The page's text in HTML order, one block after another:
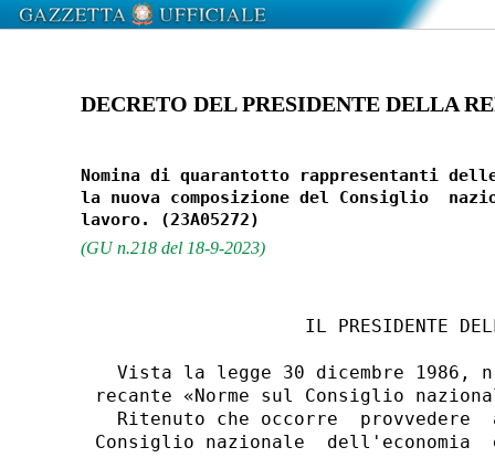
DECRETO DEL PRESIDENTE DELLA
Nomina di quarantotto rappresentanti
la nuova composizione del Consiglio
(GU n.218 del 18-9-2023)
IL PRESIDENTE
Vista la legge 30 dicembre 1986,
recante «Norme sul Consiglio
Ritenuto che occorre  provvedere
Consiglio nazionale